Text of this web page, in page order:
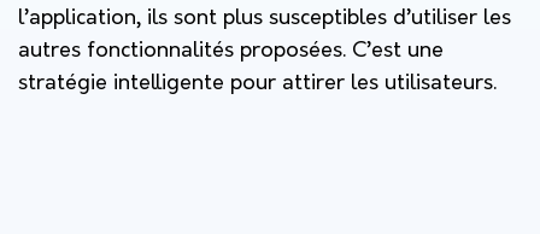
l’application, ils sont plus susceptibles d’utiliser les
autres fonctionnalités proposées. C’est une
stratégie intelligente pour attirer les utilisateurs.